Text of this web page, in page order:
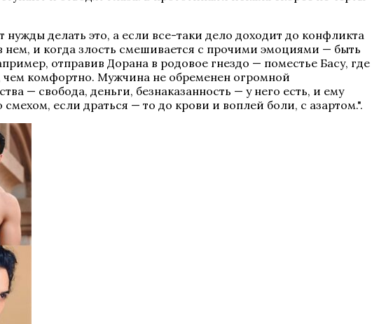
делать это, а если все-таки дело доходит до конфликта
нем, и когда злость смешивается с прочими эмоциями — быть
отправив Дорана в родовое гнездо — поместье Басу, где
чем комфортно. Мужчина не обременен огромной
— свобода, деньги, безнаказанность — у него есть, и ему
если драться — то до крови и воплей боли, с азартом.".